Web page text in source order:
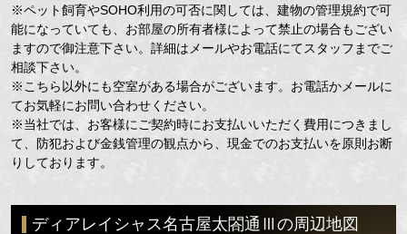
※ペット飼育やSOHO利用の可否に関しては、建物の管理規約で可
能になっていても、お部屋の所有者様によって禁止の場合もござい
ますので御注意下さい。詳細はメールやお電話にてスタッフまでご
相談下さい。
※こちら以外にも空室がある場合がございます。お電話かメールに
てお気軽にお問い合わせください。
※当社では、お客様にご契約時にお支払いいただく費用につきまし
て、防犯および金銭管理の観点から、現金でのお支払いを原則お断
りしております。
ディアレイシャス名古屋太閤通Ⅲの周辺地図